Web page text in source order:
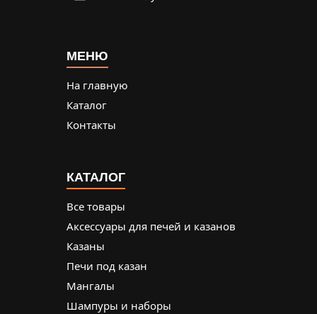
МЕНЮ
На главную
Каталог
Контакты
КАТАЛОГ
Все товары
Аксессуары для печей и казанов
Казаны
Печи под казан
Мангалы
Шампуры и наборы